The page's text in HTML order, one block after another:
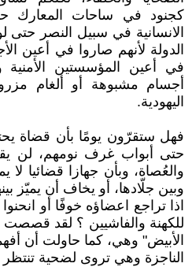
كجنود في ساحات المعارك
الانسانية في سبيل النصر
الدولة لأنهم صاروا في أعين
في أعين المؤسستين الأمنية
أجسام مشبوهة أو ألغام
اليهودية.
فهل ستقرّون يومًا بأن قضاة
حتى أبواب غرف نومهم، لن
والعُصاة، وبأن جهازا قضائيا لا
وبين جلّادها، أو يخاف أن يميّز
اذا تراجع اعضاؤه خوفًا أو
للكهنة والفاشيين ؟ لقد قصصت
الأبيض" وهي، كما حاولت أن
الناجزة وهي تروى لضحية